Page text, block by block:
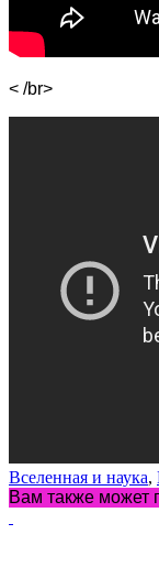
< /br>
Вселенная и наука,
Вам также может